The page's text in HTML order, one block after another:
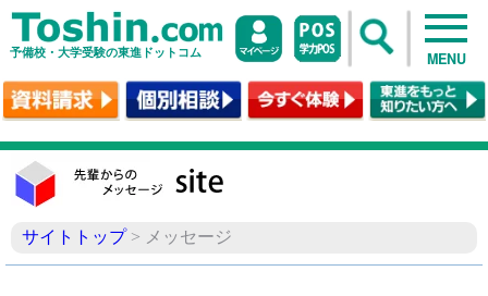
予備校・大学受験の東進ドットコム MENU
サイトトップ> メッセージ